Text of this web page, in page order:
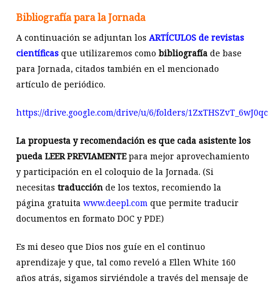
Bibliografía para la Jornada
A continuación se adjuntan los ARTÍCULOS de revistas
científicasque utilizaremos como bibliografíade base
para Jornada, citados también en el mencionado
artículo de periódico.
https://drive.google.com/drive/u/6/folders/
La propuesta y recomendación es que cada asistente los
pueda LEER PREVIAMENTE para mejor aprovechamiento
y participación en el coloquio de la Jornada. (Si
necesitas traducciónde los textos, recomiendo la
página gratuita www.deepl.comque permite traducir
documentos en formato DOC y PDF.)
Es mi deseo que Dios nos guíe en el continuo
aprendizaje y que, tal como reveló a Ellen White 160
años atrás, sigamos sirviéndole a través del mensaje de